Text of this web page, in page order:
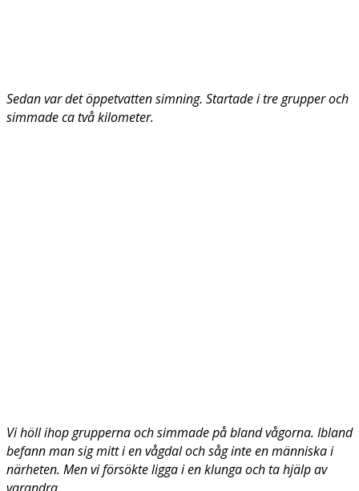
Sedan var det öppetvatten simning. Startade i tre grupper och
simmade ca två kilometer.
Vi höll ihop grupperna och simmade på bland vågorna. Ibland
befann man sig mitt i en vågdal och såg inte en människa i
närheten. Men vi försökte ligga i en klunga och ta hjälp av